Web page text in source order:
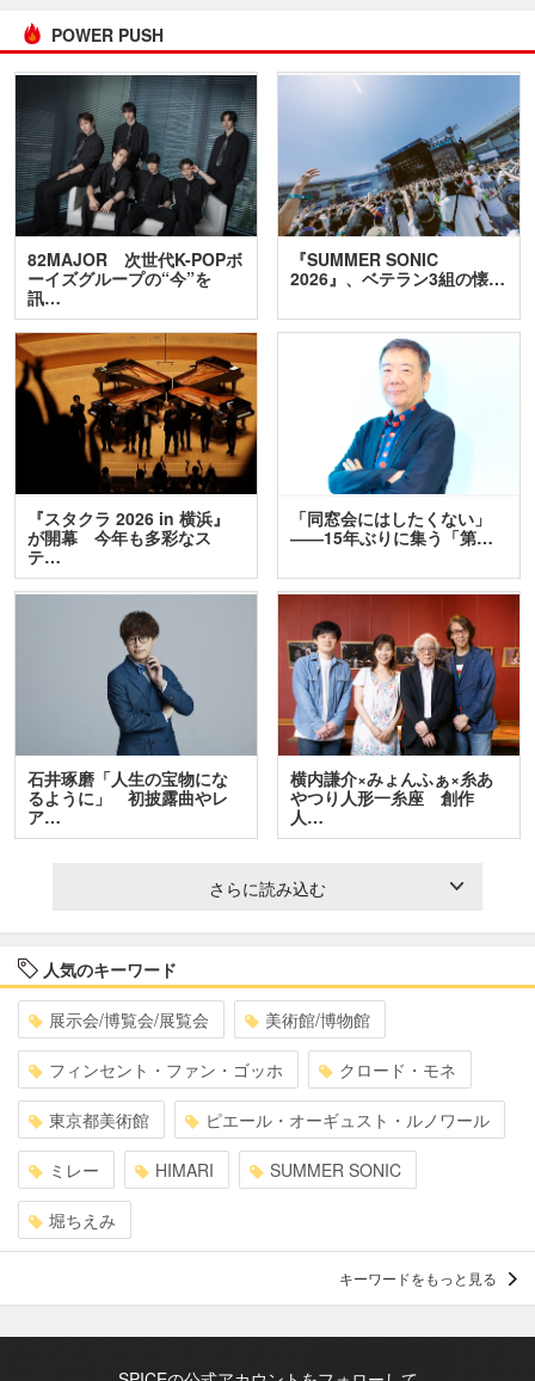
POWER PUSH
82MAJOR 次世代K-POPボ
ーイズグループの“今”を
訊…
『SUMMER SONIC
2026』、ベテラン3組の懐…
『スタクラ 2026 in 横浜』
が開幕 今年も多彩なス
テ…
「同窓会にはしたくない」
――15年ぶりに集う「第…
石井琢磨「人生の宝物にな
るように」 初披露曲やレ
ア…
横内謙介×みょんふぁ×糸あ
やつり人形一糸座 創作
人…
さらに読み込む
人気のキーワード
展示会/博覧会/展覧会 美術館/博物館
フィンセント・ファン・ゴッホ クロード・モネ
東京都美術館 ピエール・オーギュスト・ルノワール
ミレー HIMARI SUMMER SONIC
堀ちえみ
キーワードをもっと見る